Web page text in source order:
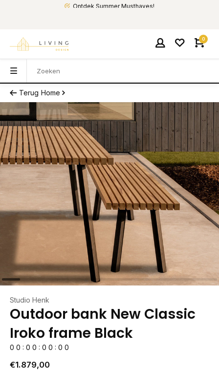
Ontdek Summer Musthaves!
0
Terug Home
Studio Henk
Outdoor bank New Classic
Iroko frame Black
0 0 : 0 0 : 0 0 : 0 0
€1.879,00